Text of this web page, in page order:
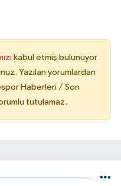
kabul etmiş bulunuyor
Yazılan yorumlardan
Haberleri / Son
tutulamaz.